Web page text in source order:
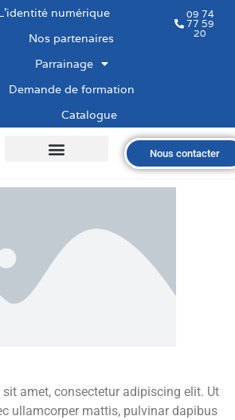
numérique
Nos partenaires
Parrainage
Demande de formation
Catalogue
09 74
77 59
20
Nous contacter
amet, consectetur adipiscing elit. Ut
ullamcorper mattis, pulvinar dapibus